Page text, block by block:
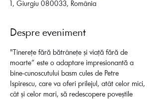
1, Giurgiu 080033, România
Despre eveniment
"Tinerețe fără bătrânețe și viață fără de
moarte” este o adaptare impresionantă a
bine-cunoscutului basm cules de Petre
Ispirescu, care va oferi prilejul, atât celor mici,
cât și celor mari, să redescopere poveștile